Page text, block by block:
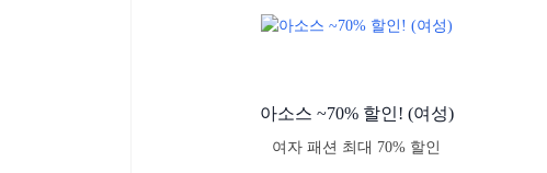
아소스 ~70% 할인! (여성)
여자 패션 최대 70% 할인